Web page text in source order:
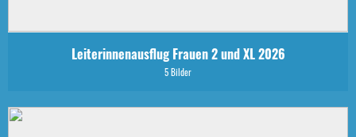
Leiterinnenausflug Frauen 2 und XL 2026
5 Bilder